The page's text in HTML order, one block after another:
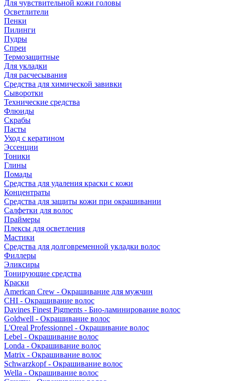
Для чувствительной кожи головы
Осветлители
Пенки
Пилинги
Пудры
Спреи
Термозащитные
Для укладки
Для расчесывания
Средства для химической завивки
Сыворотки
Технические средства
Флюиды
Скрабы
Пасты
Уход с кератином
Эссенции
Тоники
Глины
Помады
Средства для удаления краски с кожи
Концентраты
Средства для защиты кожи при окрашивании
Салфетки для волос
Праймеры
Плексы для осветления
Мастики
Средства для долговременной укладки волос
Филлеры
Эликсиры
Тонирующие средства
Краски
American Crew - Окрашивание для мужчин
CHI - Окрашивание волос
Davines Finest Pigments - Био-ламинирование волос
Goldwell - Окрашивание волос
L'Oreal Professionnel - Окрашивание волос
Lebel - Окрашивание волос
Londa - Окрашивание волос
Matrix - Окрашивание волос
Schwarzkopf - Окрашивание волос
Wella - Окрашивание волос